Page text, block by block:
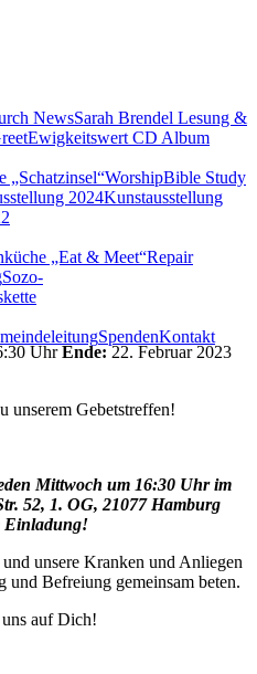
NewsSarah Brendel Lesung &
Ewigkeitswert CD Album
„Schatzinsel“WorshipBible Study
2024Kunstausstellung
„Eat & Meet“Repair
Sozo-
SpendenKontakt
UhrEnde:22. Februar 2023
unserem Gebetstreffen!
Mittwoch um 16:30 Uhr im
52, 1. OG, 21077 Hamburg
Einladung!
unsere Kranken und Anliegen
Befreiung gemeinsam beten.
auf Dich!